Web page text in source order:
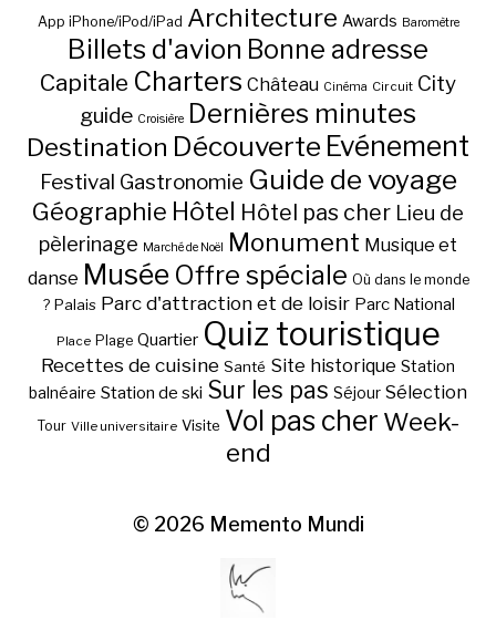
App iPhone/iPod/iPad Architecture Awards Baromètre
Billets d'avion Bonne adresse
Capitale Charters Château Cinéma Circuit City
guide Croisière Dernières minutes
Destination Découverte Evénement
Festival Gastronomie Guide de voyage
Géographie Hôtel Hôtel pas cher Lieu de
pèlerinage Marché de Noël Monument Musique et
danse Musée Offre spéciale Où dans le monde
? Palais Parc d'attraction et de loisir Parc National
Place Plage Quartier Quiz touristique
Recettes de cuisine Santé Site historique Station
balnéaire Station de ski Sur les pas Séjour Sélection
Tour Ville universitaire Visite Vol pas cher Week-
end
© 2026 Memento Mundi